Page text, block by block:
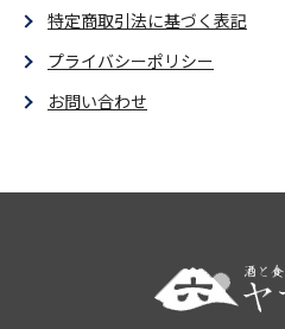
特定商取引法に基づく表記
プライバシーポリシー
お問い合わせ